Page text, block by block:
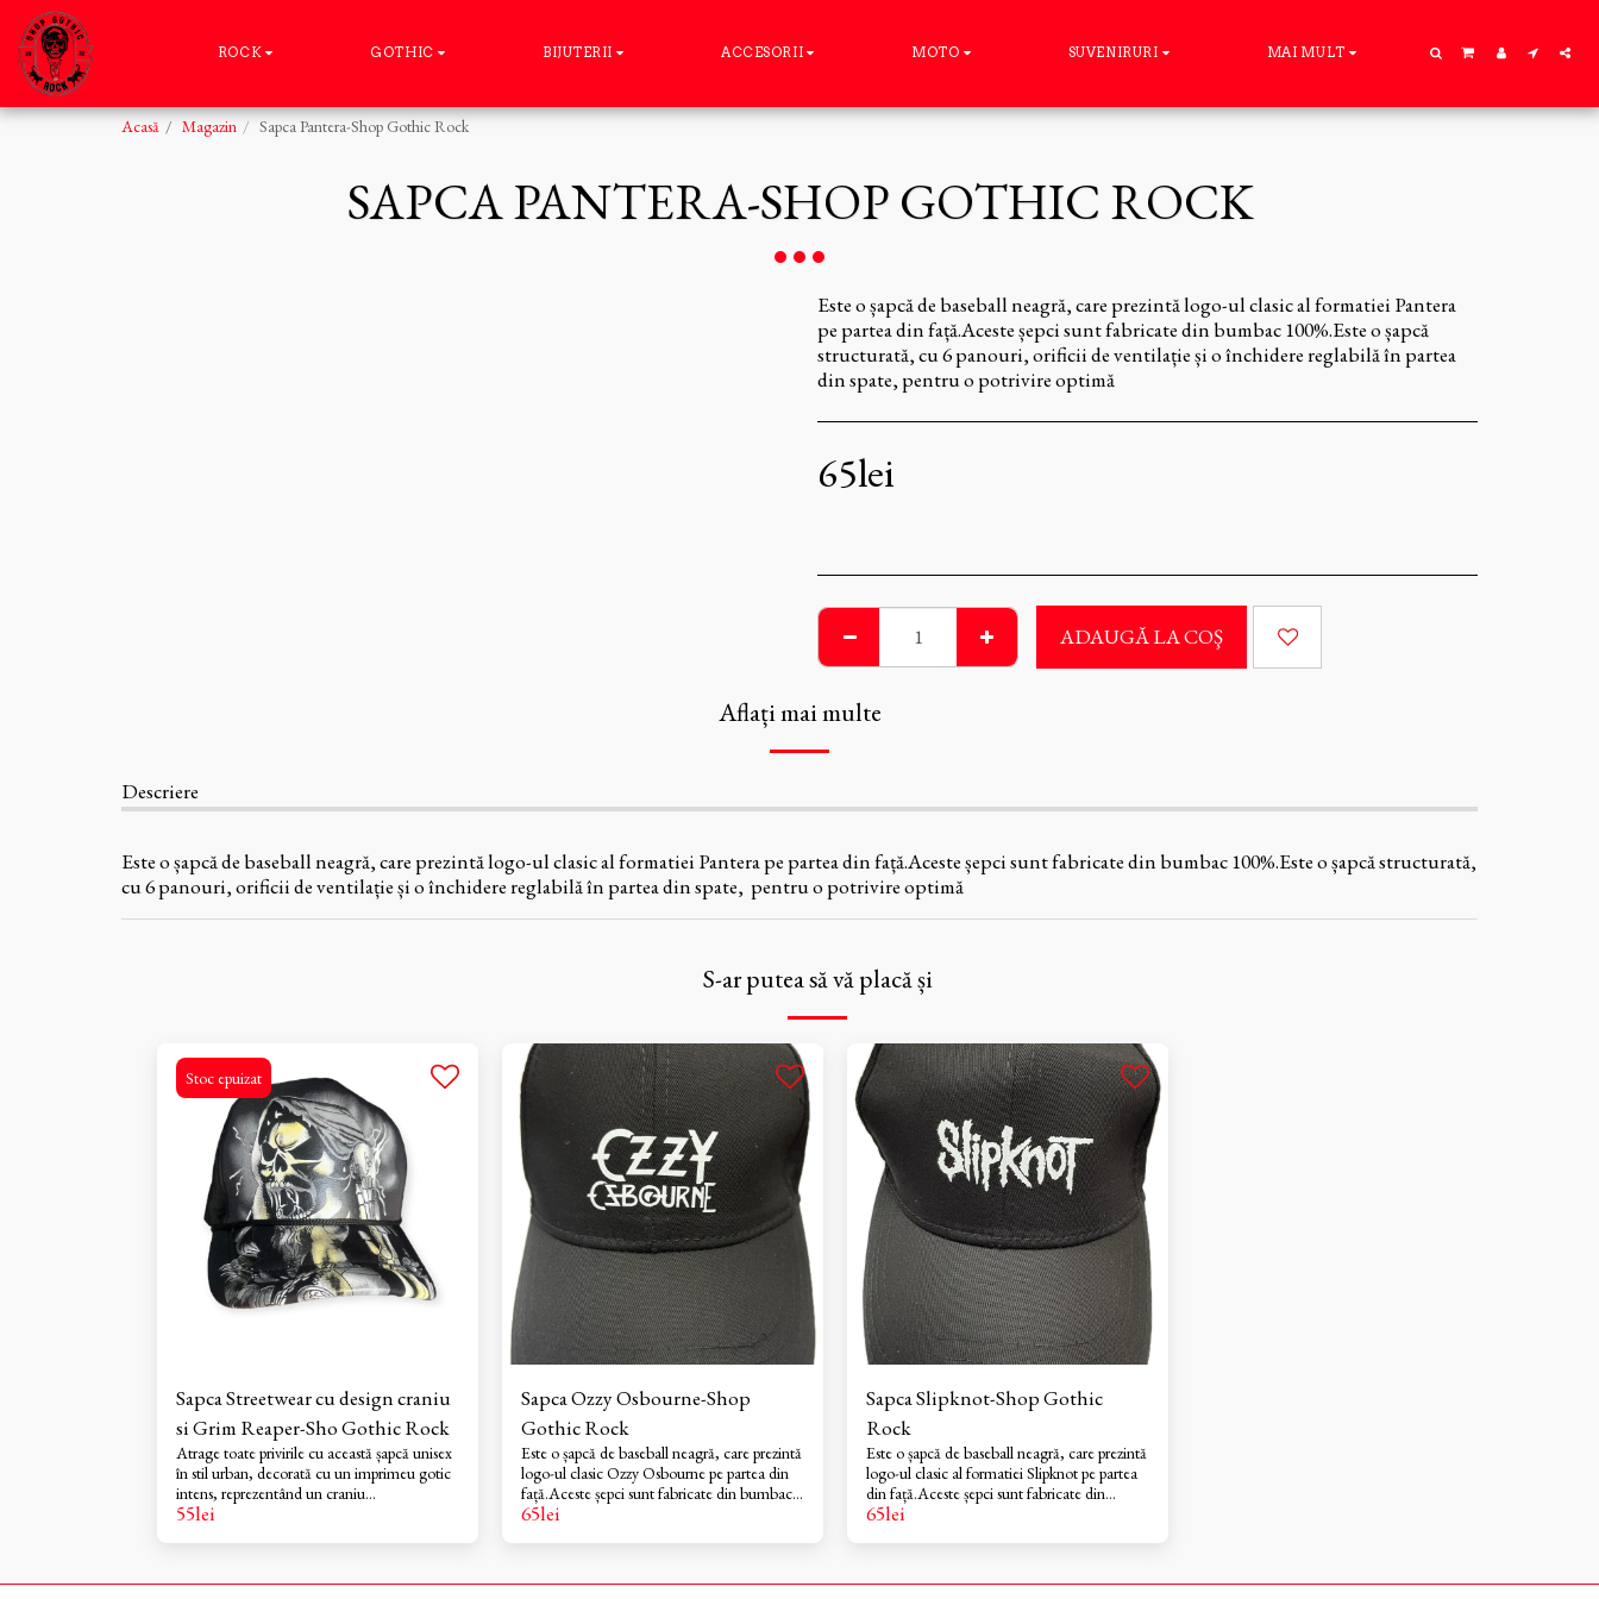
ROCK GOTHIC BIJUTERII ACCESORII MOTO SUVENIRURI MAI MULT
Acasă Magazin Sapca Pantera-Shop Gothic Rock
SAPCA PANTERA-SHOP GOTHIC ROCK
Este o șapcă de baseball neagră, care prezintă logo-ul clasic al formatiei Pantera
pe partea din față.Aceste șepci sunt fabricate din bumbac 100%.Este o șapcă
structurată, cu 6 panouri, orificii de ventilație și o închidere reglabilă în partea
din spate, pentru o potrivire optimă
65lei
ADAUGĂ LA COŞ
Aflați mai multe
Descriere
Este o șapcă de baseball neagră, care prezintă logo-ul clasic al formatiei Pantera pe partea din față.Aceste șepci sunt fabricate din bumbac 100%.Este o șapcă structurată,
cu 6 panouri, orificii de ventilație și o închidere reglabilă în partea din spate, pentru o potrivire optimă
S-ar putea să vă placă și
Stoc epuizat
Sapca Streetwear cu design craniu
si Grim Reaper-Sho Gothic Rock
Atrage toate privirile cu această șapcă unisex
în stil urban, decorată cu un imprimeu gotic
intens, reprezentând un craniu
înspăimântător și figura simbolică a Grim
55lei
Sapca Ozzy Osbourne-Shop
Gothic Rock
Este o șapcă de baseball neagră, care prezintă
logo-ul clasic Ozzy Osbourne pe partea din
față.Aceste șepci sunt fabricate din bumbac
100%.Este o șapcă structurată, cu 6 panouri,
65lei
Sapca Slipknot-Shop Gothic
Rock
Este o șapcă de baseball neagră, care prezintă
logo-ul clasic al formatiei Slipknot pe partea
din față.Aceste șepci sunt fabricate din
bumbac 100%.Este o șapcă structurată, cu 6
65lei